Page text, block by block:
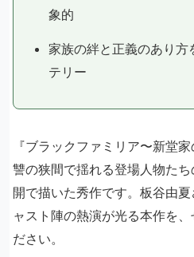
象的
家族の絆と正義のあり方
テリー
『ブラックファミリア〜新堂
讐の狭間で揺れる登場人物た
開で描いた秀作です。板谷由
ャスト陣の熱演が光る本作を
ださい。